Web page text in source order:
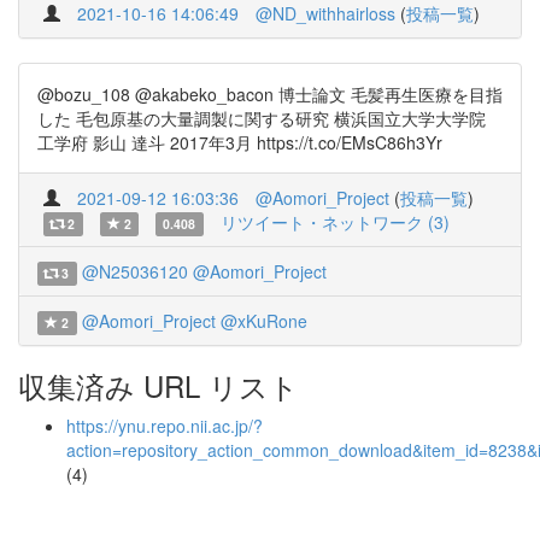
2021-10-16 14:06:49 @ND_withhairloss (投稿一覧)
@bozu_108 @akabeko_bacon 博士論文 毛髪再生医療を目指
した 毛包原基の大量調製に関する研究 横浜国立大学大学院
工学府 影山 達斗 2017年3月 https://t.co/EMsC86h3Yr
2021-09-12 16:03:36 @Aomori_Project (投稿一覧)
2 2 0.408 リツイート・ネットワーク (3)
3 @N25036120 @Aomori_Project
2 @Aomori_Project @xKuRone
収集済み URL リスト
https://ynu.repo.nii.ac.jp/?
(4)